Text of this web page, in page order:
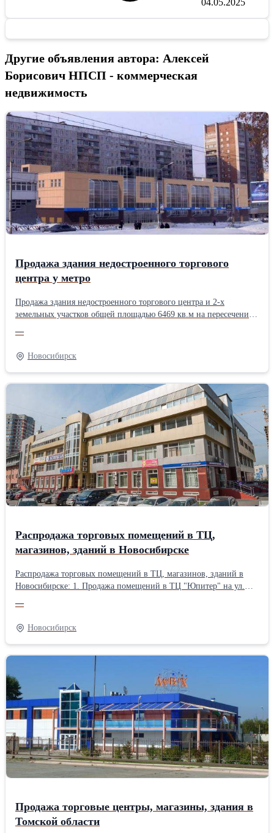
04.05.2025
Другие объявления автора: Алексей
Борисович НПСП - коммерческая
недвижимость
Продажа здания недостроенного торгового
центра у метро
Продажа здания недостроенного торгового центра и 2-х
земельных участков общей площадью 6469 кв.м на пересечении
от метро «Золотая Нива»: трех этажное здание общей площадью
5759 кв.метров. ТЦ расположен на границе густонаселенных
жилых массивов Октябрьского и Дзержинского районов
Новосибирска. На первом этаже торговые площади до ~1600
кв.м. На втором до ~1650 кв.м. 3 этаж - офисы до 1300 кв.м.
Имеются свидетельства о праве собственности на недострой.
Подробности на www.torgc.ru/kosh.html Коммерческая, торговая
недвижимость в Новосибирске, в Сибири. Предлагайте свою
цену.
—
Новосибирск
Распродажа торговых помещений в ТЦ,
магазинов, зданий в Новосибирске
Распродажа торговых помещений в ТЦ, магазинов, зданий в
Новосибирске: 1. Продажа помещений в ТЦ "Юпитер" на ул.
1218,3 кв.м на 7-м этаже, арендует детский центр, - 1102 кв.м на
7-м этаже, возможна аренда. 3. Продажа-аренда 1 этажа ТОЦ
«Олимпия» на ул.Галущака, 2а: 780, 870, 1700 до 2345 кв.м, 4.
Продажа: 3-х этажное здание 1527.5 кв.м на ул. Сибиряков-
мансардный и подвал. 5. Продажа-аренда помещений 652 кв.м
на 1 этаже 17-ти этажного жилого дома на ул.Дениса Давыдова,
1/2. Продажа цоколей 270,7 и 163,6 кв.м с отдельным входом.
Подробности на www.torgc.ru/kn.html Коммерческая, торговая
недвижимость в Сибири. Цена снижена до 15 500 руб./кв.метр
!!!
—
Новосибирск
Продажа торговые центры, магазины, здания в
Томской области